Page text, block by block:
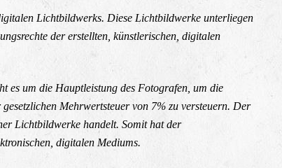
Lichtbildwerks. Diese Lichtbildwerke unterliegen
der erstellten, künstlerischen, digitalen
es um die Hauptleistung des Fotografen, um die
Mehrwertsteuer von 7% zu versteuern. Der
Lichtbildwerke handelt. Somit hat der
digitalen Mediums.